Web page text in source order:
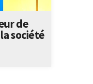
de
société